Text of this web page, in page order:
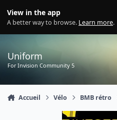
View in the app
A better way to browse. Learn more.
Uniform
For Invision Community 5
Accueil Vélo BMB rétro